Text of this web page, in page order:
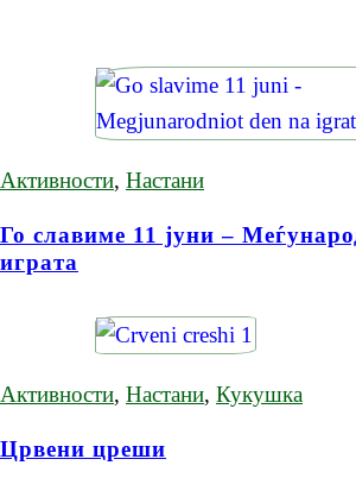
Активности, Настани
Го славиме 11 јуни –
играта
Активности, Настани, Кукушка
Црвени цреши